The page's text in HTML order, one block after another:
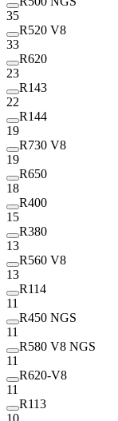
35
R520 V8
33
R620
23
R143
22
R144
19
R730 V8
19
R650
18
R400
15
R380
13
R560 V8
13
R114
11
R450 NGS
11
R580 V8 NGS
11
R620-V8
11
R113